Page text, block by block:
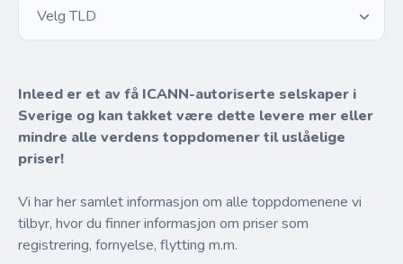
Velg TLD
Inleed er et av få ICANN-autoriserte selskaper i
Sverige og kan takket være dette levere mer eller
mindre alle verdens toppdomener til uslåelige
priser!
Vi har her samlet informasjon om alle toppdomenene vi
tilbyr, hvor du finner informasjon om priser som
registrering, fornyelse, flytting m.m.